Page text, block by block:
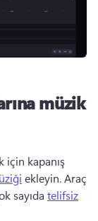
müzik
için kapanış
ekleyin. Araç
sayıda telifsiz